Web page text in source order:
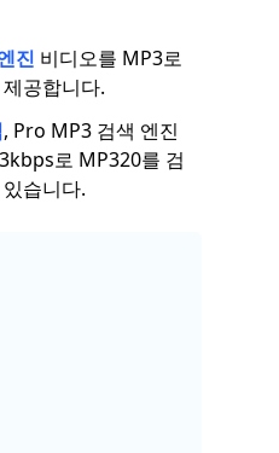
진 비디오를 MP3로
공합니다.
, Pro MP3 검색 엔진
로 MP320를 검
습니다.